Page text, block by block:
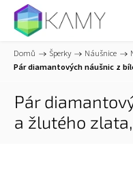
Domů / Šperky / Náušnice /
Pár diamantových náušnic z
Pár
a žlutého